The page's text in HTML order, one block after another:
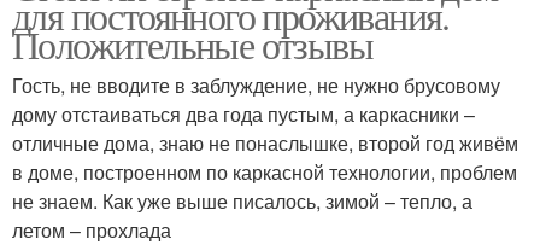
для постоянного проживания.
Положительные отзывы
Гость, не вводите в заблуждение, не нужно брусовому
дому отстаиваться два года пустым, а каркасники –
отличные дома, знаю не понаслышке, второй год живём
в доме, построенном по каркасной технологии, проблем
не знаем. Как уже выше писалось, зимой – тепло, а
летом – прохлада